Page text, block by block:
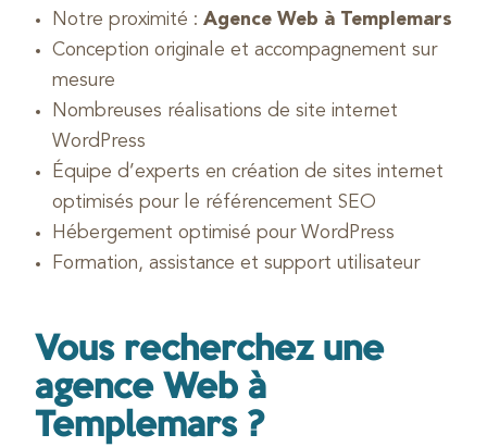
Notre proximité : Agence Web à Templemars
Conception originale et accompagnement sur
mesure
Nombreuses réalisations de site internet
WordPress
Équipe d’experts en création de sites internet
optimisés pour le référencement SEO
Hébergement optimisé pour WordPress
Formation, assistance et support utilisateur
Vous recherchez une
agence Web à
Templemars ?